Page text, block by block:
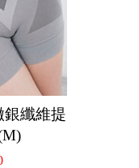
銀纖維提